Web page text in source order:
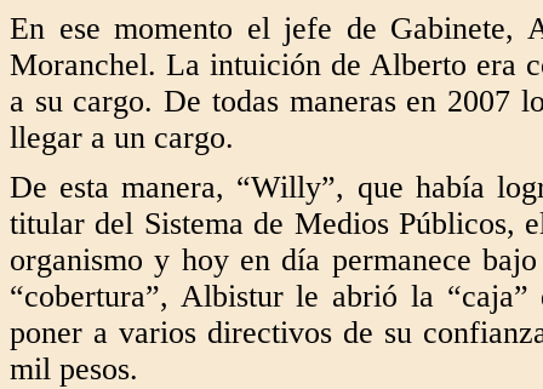
En ese momento el jefe de Gabinete,
Moranchel. La intuición de Alberto era
a su cargo. De todas maneras en 2007
llegar a un cargo.
De esta manera, “Willy”, que había
titular del Sistema de Medios Públicos,
organismo y hoy en día permanece
“cobertura”, Albistur le abrió la
poner a varios directivos de su
mil pesos.